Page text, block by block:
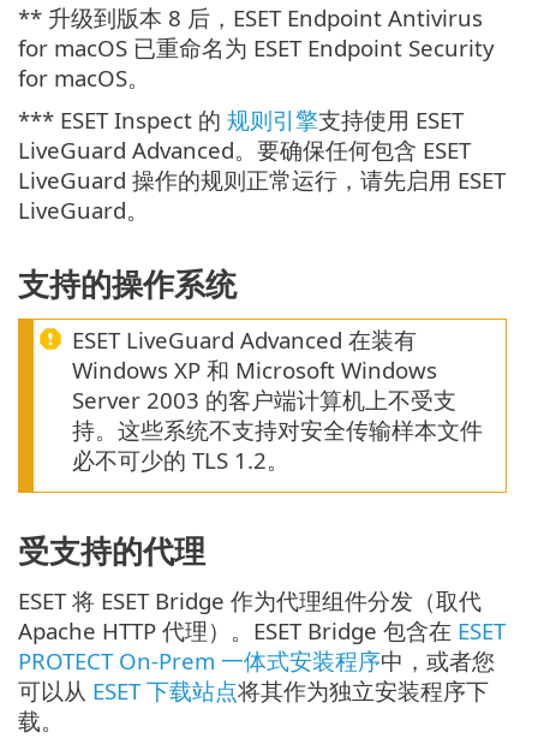
** 升级到版本 8 后，ESET Endpoint Antivirus
for macOS 已重命名为 ESET Endpoint Security
for macOS。
*** ESET Inspect 的 规则引擎支持使用 ESET
LiveGuard Advanced。要确保任何包含 ESET
LiveGuard 操作的规则正常运行，请先启用 ESET
LiveGuard。
支持的操作系统
ESET LiveGuard Advanced 在装有
Windows XP 和 Microsoft Windows
Server 2003 的客户端计算机上不受支
持。这些系统不支持对安全传输样本文件
必不可少的 TLS 1.2。
受支持的代理
ESET 将 ESET Bridge 作为代理组件分发（取代
Apache HTTP 代理）。ESET Bridge 包含在 ESET
PROTECT On-Prem 一体式安装程序中，或者您
可以从 ESET 下载站点将其作为独立安装程序下
载。